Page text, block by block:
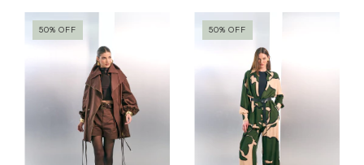
50% OFF 50% OFF